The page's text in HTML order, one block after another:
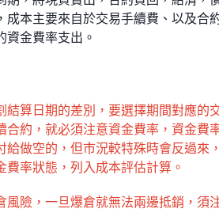
成本主要來自於交易手續費、以及合
資金費率支出。
結算日期的差別，要選擇期間對應的
合約，就必須注意資金費率，資金費
給做空的，但市況較特殊時會反過來
費率狀態，列入成本評估計算。
風險，一旦爆倉就無法兩邊抵銷，須